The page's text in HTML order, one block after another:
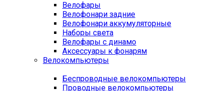
Велофары
Велофонари задние
Велофонари аккумуляторные
Наборы света
Велофары с динамо
Аксессуары к фонарям
Велокомпьютеры
Беспроводные велокомпьютеры
Проводные велокомпьютеры